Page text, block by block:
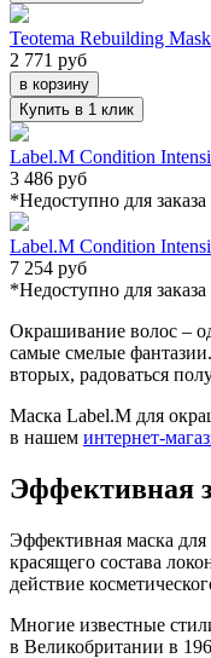
Teotema Rebuilding
2 771 руб
в корзину
Купить в 1 клик
Label.M Condition
3 486 руб
*Недоступно для заказа
Label.M Condition
7 254 руб
*Недоступно для заказа
Окрашивание волос –
самые смелые
вторых, радоваться
Маска Label.M для
в нашем интернет-
Эффективная
Эффективная маска
красящего состава
действие
Многие известные
в Великобритании в